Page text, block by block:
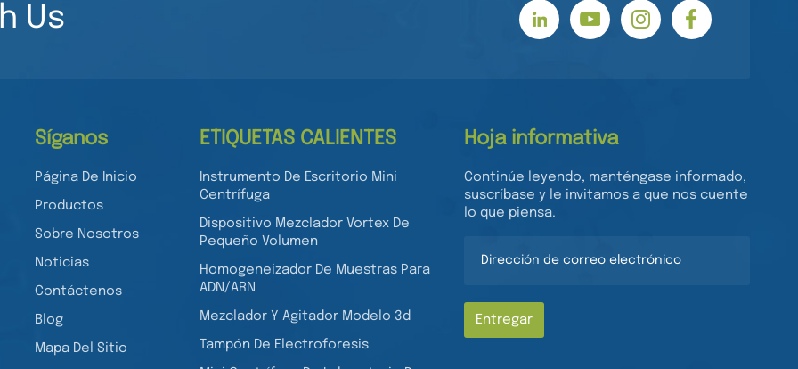
Us
Síganos
Página De Inicio
Productos
Sobre Nosotros
Noticias
Contáctenos
Blog
Mapa Del Sitio
ETIQUETAS CALIENTES
Instrumento De Escritorio Mini
Centrífuga
Dispositivo Mezclador Vortex De
Pequeño Volumen
Homogeneizador De Muestras Para
ADN/ARN
Mezclador Y Agitador Modelo 3d
Tampón De Electroforesis
Hoja informativa
Continúe leyendo, manténgase informado,
suscríbase y le invitamos a que nos cuente
lo que piensa.
Entregar